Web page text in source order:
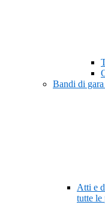
Bandi di
Atti e
tutte le